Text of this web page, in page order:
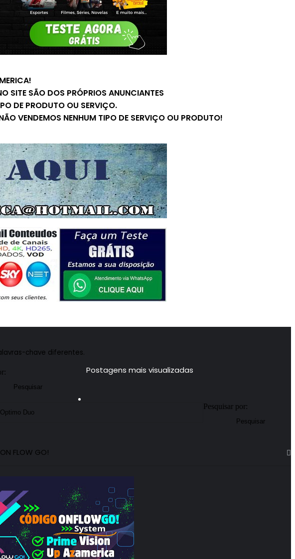
SITE SÃO DOS PRÓPRIOS ANUNCIANTES
DE PRODUTO OU SERVIÇO.
VENDEMOS NENHUM TIPO DE SERVIÇO OU PRODUTO!
chave diferentes.
Pesquisar por:
FLOW GO!
Postagens mais visualizadas